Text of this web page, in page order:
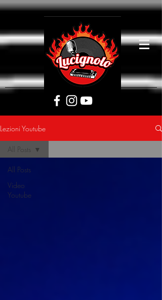
Lezioni Youtube
All Posts
Video
Youtube
All Posts